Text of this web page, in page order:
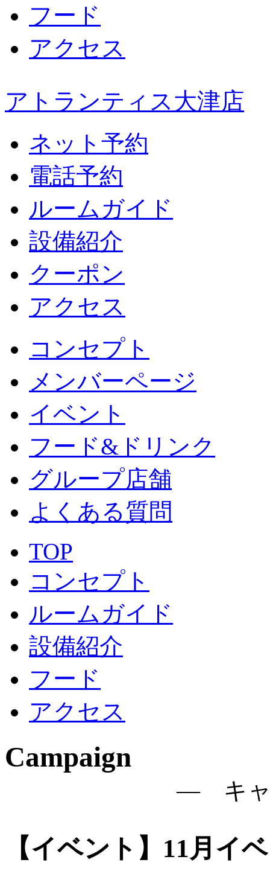
フード
アクセス
アトランティス大津店
ネット予約
電話予約
ルームガイド
設備紹介
クーポン
アクセス
コンセプト
メンバーページ
イベント
フード&ドリンク
グループ店舗
よくある質問
TOP
コンセプト
ルームガイド
設備紹介
フード
アクセス
Campaign
― キ
【イベント】11月イ